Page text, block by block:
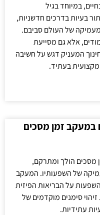
במיוחד בגיל
בעיות בדרכים חדשניות,
מעמיקה של העולם סביבם.
אלא גם מסייעת
המעניק דגש על חשיבה
בעתיד.
במעקב זמן מסכים
מסכים הולך ומתרקם,
של השפעותיו. המעקב
על הבריאות הפיזית
סימנים מוקדמים של
עתידיות.